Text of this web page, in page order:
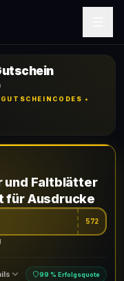
•
und Faltblätter
für Ausdrucke
572
99 % Erfolgsquote